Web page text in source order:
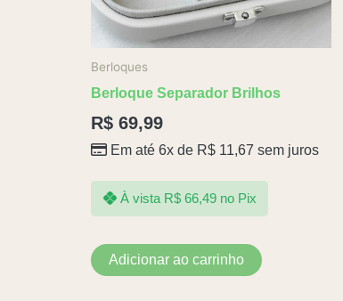
Berloques
Berloque Separador Brilhos
R$ 69,99
Em até 6x de R$ 11,67 sem juros
À vista R$66,49 no Pix
Adicionar ao carrinho